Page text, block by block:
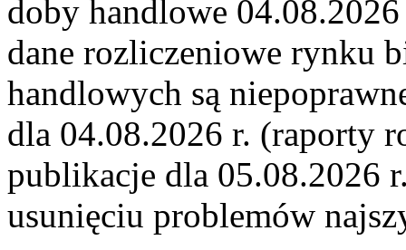
doby handlowe
dane rozliczeniowe rynku
handlowych są
dla 04.08.2026 r. (raporty
publikacje dla 05.08.2026
usunięciu problemów